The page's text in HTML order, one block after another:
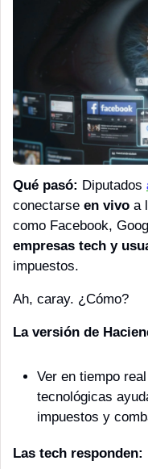
Qué pasó: Diputados
conectarse en vivo a
empresas tech y
impuestos.
Ah, caray. ¿Cómo?
La versión de
Ver en tiempo
tecnológicas
impuestos y
Las tech responden: